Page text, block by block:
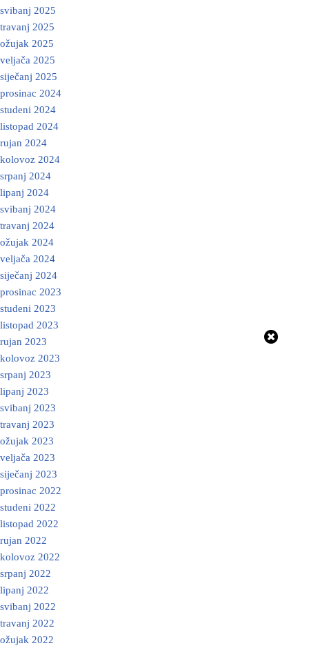
svibanj 2025
travanj 2025
ožujak 2025
veljača 2025
siječanj 2025
prosinac 2024
studeni 2024
listopad 2024
rujan 2024
kolovoz 2024
srpanj 2024
lipanj 2024
svibanj 2024
travanj 2024
ožujak 2024
veljača 2024
siječanj 2024
prosinac 2023
studeni 2023
listopad 2023
rujan 2023
kolovoz 2023
srpanj 2023
lipanj 2023
svibanj 2023
travanj 2023
ožujak 2023
veljača 2023
siječanj 2023
prosinac 2022
studeni 2022
listopad 2022
rujan 2022
kolovoz 2022
srpanj 2022
lipanj 2022
svibanj 2022
travanj 2022
ožujak 2022